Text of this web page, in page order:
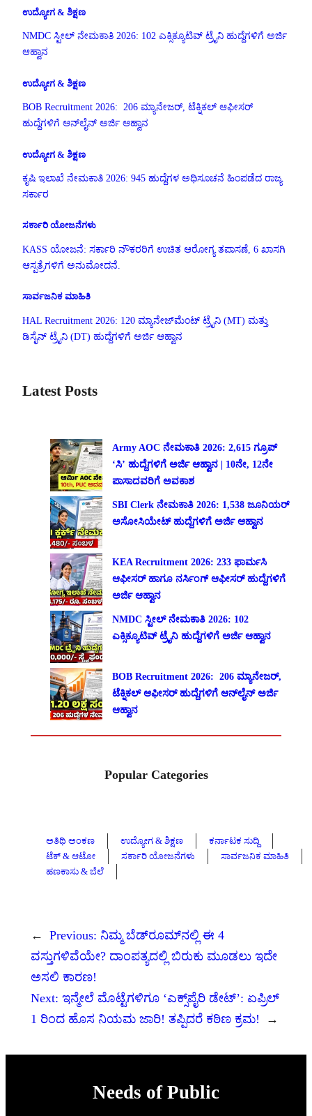
ಉದ್ಯೋಗ & ಶಿಕ್ಷಣ
NMDC ಸ್ಟೀಲ್ ನೇಮಕಾತಿ 2026: 102 ಎಕ್ಸಿಕ್ಯೂಟಿವ್ ಟ್ರೈನಿ ಹುದ್ದೆಗಳಿಗೆ ಅರ್ಜಿ
ಆಹ್ವಾನ
ಉದ್ಯೋಗ & ಶಿಕ್ಷಣ
BOB Recruitment 2026: 206 ಮ್ಯಾನೇಜರ್, ಟೆಕ್ನಿಕಲ್ ಆಫೀಸರ್
ಹುದ್ದೆಗಳಿಗೆ ಆನ್‌ಲೈನ್ ಅರ್ಜಿ ಆಹ್ವಾನ
ಉದ್ಯೋಗ & ಶಿಕ್ಷಣ
ಕೃಷಿ ಇಲಾಖೆ ನೇಮಕಾತಿ 2026: 945 ಹುದ್ದೆಗಳ ಅಧಿಸೂಚನೆ ಹಿಂಪಡೆದ ರಾಜ್ಯ
ಸರ್ಕಾರ
ಸರ್ಕಾರಿ ಯೋಜನೆಗಳು
KASS ಯೋಜನೆ: ಸರ್ಕಾರಿ ನೌಕರರಿಗೆ ಉಚಿತ ಆರೋಗ್ಯ ತಪಾಸಣೆ, 6 ಖಾಸಗಿ
ಆಸ್ಪತ್ರೆಗಳಿಗೆ ಅನುಮೋದನೆ.
ಸಾರ್ವಜನಿಕ ಮಾಹಿತಿ
HAL Recruitment 2026: 120 ಮ್ಯಾನೇಜ್‌ಮೆಂಟ್ ಟ್ರೈನಿ (MT) ಮತ್ತು
ಡಿಸೈನ್ ಟ್ರೈನಿ (DT) ಹುದ್ದೆಗಳಿಗೆ ಅರ್ಜಿ ಆಹ್ವಾನ
Latest Posts
Army AOC ನೇಮಕಾತಿ 2026: 2,615 ಗ್ರೂಪ್
‘ಸಿ’ ಹುದ್ದೆಗಳಿಗೆ ಅರ್ಜಿ ಆಹ್ವಾನ | 10ನೇ, 12ನೇ
ಪಾಸಾದವರಿಗೆ ಅವಕಾಶ
SBI Clerk ನೇಮಕಾತಿ 2026: 1,538 ಜೂನಿಯರ್
ಅಸೋಸಿಯೇಟ್ ಹುದ್ದೆಗಳಿಗೆ ಅರ್ಜಿ ಆಹ್ವಾನ
KEA Recruitment 2026: 233 ಫಾರ್ಮಸಿ
ಆಫೀಸರ್ ಹಾಗೂ ನರ್ಸಿಂಗ್ ಆಫೀಸರ್ ಹುದ್ದೆಗಳಿಗೆ
ಅರ್ಜಿ ಆಹ್ವಾನ
NMDC ಸ್ಟೀಲ್ ನೇಮಕಾತಿ 2026: 102
ಎಕ್ಸಿಕ್ಯೂಟಿವ್ ಟ್ರೈನಿ ಹುದ್ದೆಗಳಿಗೆ ಅರ್ಜಿ ಆಹ್ವಾನ
BOB Recruitment 2026: 206 ಮ್ಯಾನೇಜರ್,
ಟೆಕ್ನಿಕಲ್ ಆಫೀಸರ್ ಹುದ್ದೆಗಳಿಗೆ ಆನ್‌ಲೈನ್ ಅರ್ಜಿ
ಆಹ್ವಾನ
Popular Categories
ಅತಿಥಿ ಅಂಕಣ ಉದ್ಯೋಗ & ಶಿಕ್ಷಣ
ಕರ್ನಾಟಕ ಸುದ್ದಿ
ಟೆಕ್ & ಆಟೋ
ಸರ್ಕಾರಿ ಯೋಜನೆಗಳು
ಸಾರ್ವಜನಿಕ ಮಾಹಿತಿ
ಹಣಕಾಸು & ಬೆಲೆ
← Previous: ನಿಮ್ಮ ಬೆಡ್‌ರೂಮ್‌ನಲ್ಲಿ ಈ 4
ವಸ್ತುಗಳಿವೆಯೇ? ದಾಂಪತ್ಯದಲ್ಲಿ ಬಿರುಕು ಮೂಡಲು ಇದೇ
ಅಸಲಿ ಕಾರಣ!
Next: ಇನ್ಮೇಲೆ ಮೊಟ್ಟೆಗಳಿಗೂ ‘ಎಕ್ಸ್‌ಪೈರಿ ಡೇಟ್’: ಏಪ್ರಿಲ್
1 ರಿಂದ ಹೊಸ ನಿಯಮ ಜಾರಿ! ತಪ್ಪಿದರೆ ಕಠಿಣ ಕ್ರಮ!
→
Needs of Public